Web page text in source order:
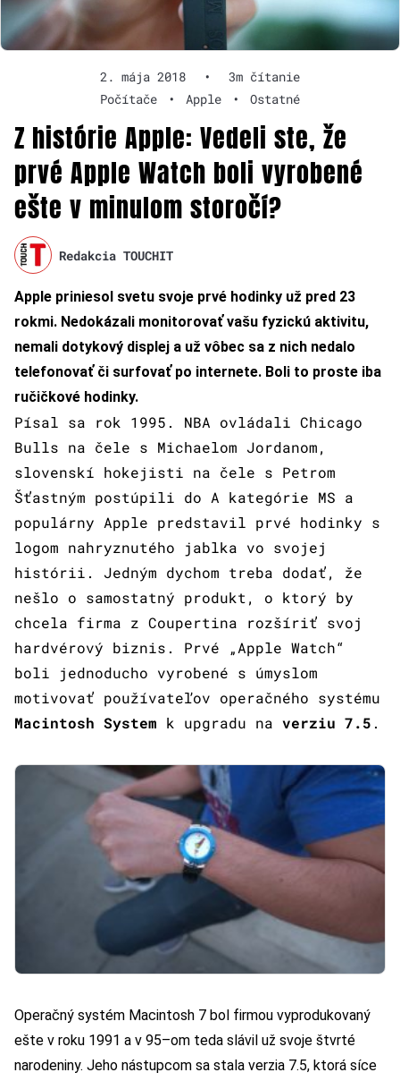
2. mája 2018 •
3m čítanie
Počítače
• Apple • Ostatné
Z histórie Apple: Vedeli ste, že
prvé Apple Watch boli vyrobené
ešte v minulom storočí?
Redakcia TOUCHIT
Apple priniesol svetu svoje prvé hodinky už pred 23
rokmi. Nedokázali monitorovať vašu fyzickú aktivitu,
nemali dotykový displej a už vôbec sa z nich nedalo
telefonovať či surfovať po internete. Boli to proste iba
ručičkové hodinky.
Písal sa rok 1995. NBA ovládali Chicago
Bulls na čele s Michaelom Jordanom,
slovenskí hokejisti na čele s Petrom
Šťastným postúpili do A kategórie MS a
populárny Apple predstavil prvé hodinky s
logom nahryznutého jablka vo svojej
histórii. Jedným dychom treba dodať, že
nešlo o samostatný produkt, o ktorý by
chcela firma z Coupertina rozšíriť svoj
hardvérový biznis. Prvé „Apple Watch“
boli jednoducho vyrobené s úmyslom
motivovať používateľov operačného systému
Macintosh System k upgradu na verziu 7.5 .
Operačný systém Macintosh 7 bol firmou vyprodukovaný
ešte v roku 1991 a v 95–om teda slávil už svoje štvrté
narodeniny. Jeho nástupcom sa stala verzia 7.5, ktorá síce